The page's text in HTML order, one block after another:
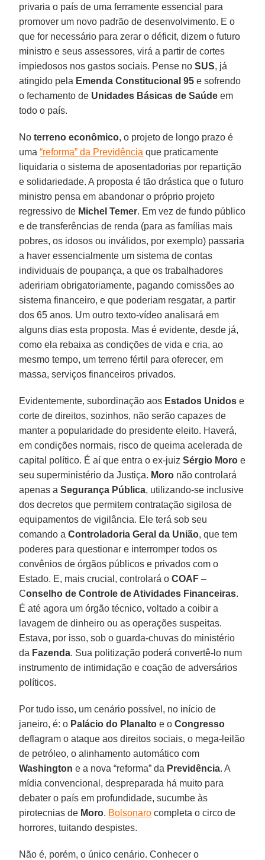
privaria o país de uma ferramente essencial para
promover um novo padrão de desenvolvimento. E o
que for necessário para zerar o déficit, dizem o futuro
ministro e seus assessores, virá a partir de cortes
impiedosos nos gastos sociais. Pense noSUS, já
atingido pela Emenda Constitucional 95 e sofrendo
o fechamento de Unidades Básicas de Saúde em
todo o país.
Noterreno econômico, o projeto de longo prazo é
uma“reforma” da Previdência que praticamente
liquidaria o sistema de aposentadorias por repartição
e solidariedade. A proposta é tão drástica que o futuro
ministro pensa em abandonar o próprio projeto
regressivo de Michel Temer. Em vez de fundo público
e de transferências de renda (para as famílias mais
pobres, os idosos ou inválidos, por exemplo) passaria
a haver essencialmente um sistema de contas
individuais de poupança, a que os trabalhadores
adeririam obrigatoriamente, pagando comissões ao
sistema financeiro, e que poderiam resgatar, a partir
dos 65 anos. Um outro texto-vídeo analisará em
alguns dias esta proposta. Mas é evidente, desde já,
como ela rebaixa as condições de vida e cria, ao
mesmo tempo, um terreno fértil para oferecer, em
massa, serviços financeiros privados.
Evidentemente, subordinação aos Estados Unidos e
corte de direitos, sozinhos, não serão capazes de
manter a popularidade do presidente eleito. Haverá,
em condições normais, risco de queima acelerada de
capital político. É aí que entra o ex-juizSérgio Moro e
seu superministério da Justiça. Moro não controlará
apenas aSegurança Pública, utilizando-se inclusive
dos decretos que permitem contratação sigilosa de
equipamentos de vigilância. Ele terá sob seu
comando aControladoria Geral da União, que tem
poderes para questionar e interromper todos os
convênios de órgãos públicos e privados com o
Estado. E, mais crucial, controlará oCOAF –
Conselho de Controle de Atividades Financeiras.
É até agora um órgão técnico, voltado a coibir a
lavagem de dinheiro ou as operações suspeitas.
Estava, por isso, sob o guarda-chuvas do ministério
da Fazenda. Sua politização poderá convertê-lo num
instrumento de intimidação e coação de adversários
políticos.
Por tudo isso, um cenário possível, no início de
janeiro, é: o Palácio do Planalto e oCongresso
deflagram o ataque aos direitos sociais, o mega-leilão
de petróleo, o alinhamento automático com
Washington e a nova “reforma” da Previdência. A
mídia convencional, despreparada há muito para
debater o país em profundidade, sucumbe às
pirotecnias de Moro. Bolsonaro completa o circo de
horrores, tuitando despistes.
Não é, porém, o único cenário. Conhecer o